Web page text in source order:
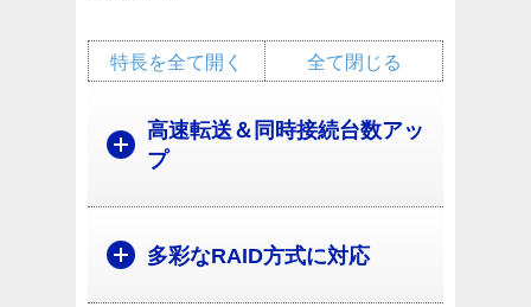
全て閉じる
特長を全て開く
高速転送＆同時接続台数アッ
プ
多彩なRAID方式に対応